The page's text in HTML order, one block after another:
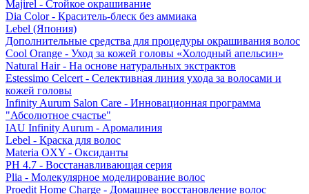
Majirel - Стойкое окрашивание
Dia Color - Краситель-блеск без аммиака
Lebel (Япония)
Дополнительные средства для процедуры окрашивания волос
Cool Orange - Уход за кожей головы «Холодный апельсин»
Natural Hair - На основе натуральных экстрактов
Estessimo Celcert - Селективная линия ухода за волосами и
кожей головы
Infinity Aurum Salon Care - Инновационная программа
"Абсолютное счастье"
IAU Infinity Aurum - Аромалиния
Lebel - Краска для волос
Materia OXY - Оксиданты
PH 4.7 - Восстанавливающая серия
Plia - Молекулярное моделирование волос
Proedit Home Charge - Домашнее восстановление волос